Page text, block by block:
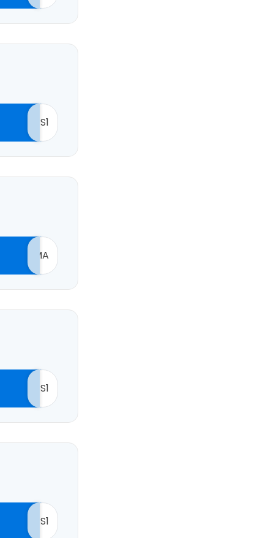
S1
MA
S1
S1